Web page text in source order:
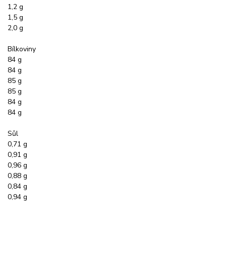
1,2 g
1,5 g
2,0 g
Bílkoviny
84 g
84 g
85 g
85 g
84 g
84 g
Sůl
0,71 g
0,91 g
0,96 g
0,88 g
0,84 g
0,94 g